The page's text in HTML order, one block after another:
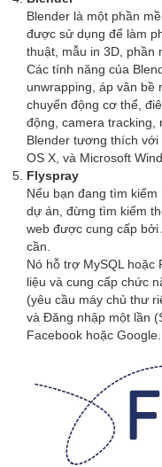
Blender là một phần
được sử dụng để làm
thuật, mẫu in 3D, phần
Các tính năng của
unwrapping, áp vân bề
chuyển động cơ thể,
động, camera tracking,
Blender tương thích
OS X, và Microsoft
Flyspray
Nếu bạn đang tìm
dự án, đừng tìm kiếm
web được cung cấp
cần.
Nó hỗ trợ MySQL hoặc
liệu và cung cấp chức
(yêu cầu máy chủ thư
và Đăng nhập một lần
Facebook hoặc Google.